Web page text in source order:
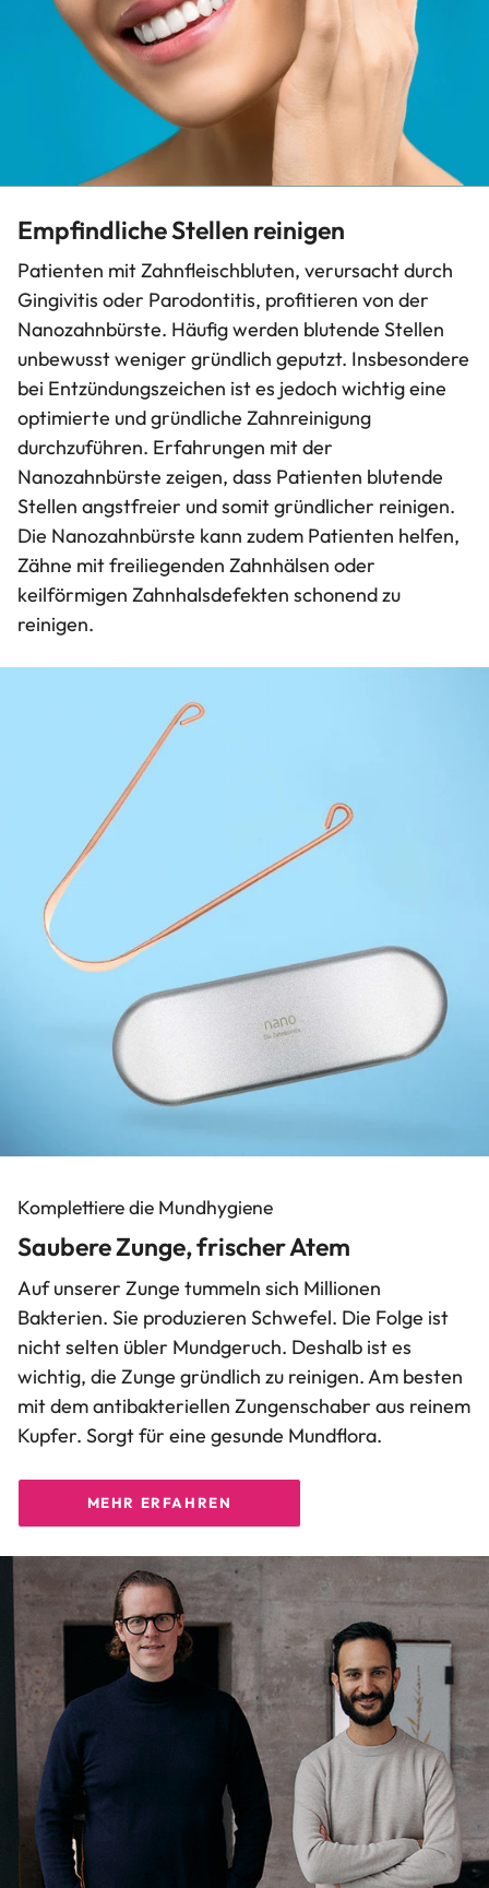
Empfindliche Stellen reinigen
Patienten mit Zahnfleischbluten, verursacht durch
Gingivitis oder Parodontitis, profitieren von der
Nanozahnbürste. Häufig werden blutende Stellen
unbewusst weniger gründlich geputzt. Insbesondere
bei Entzündungszeichen ist es jedoch wichtig eine
optimierte und gründliche Zahnreinigung
durchzuführen. Erfahrungen mit der
Nanozahnbürste zeigen, dass Patienten blutende
Stellen angstfreier und somit gründlicher reinigen.
Die Nanozahnbürste kann zudem Patienten helfen,
Zähne mit freiliegenden Zahnhälsen oder
keilförmigen Zahnhalsdefekten schonend zu
reinigen.
Komplettiere die Mundhygiene
Saubere Zunge, frischer Atem
Auf unserer Zunge tummeln sich Millionen
Bakterien. Sie produzieren Schwefel. Die Folge ist
nicht selten übler Mundgeruch. Deshalb ist es
wichtig, die Zunge gründlich zu reinigen. Am besten
mit dem antibakteriellen Zungenschaber aus reinem
Kupfer. Sorgt für eine gesunde Mundflora.
MEHR ERFAHREN